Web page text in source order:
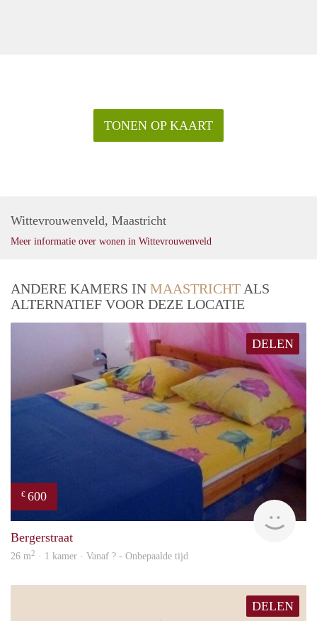
TONEN OP KAART
Wittevrouwenveld, Maastricht
Meer informatie over wonen in Wittevrouwenveld
ANDERE KAMERS IN MAASTRICHT ALS
ALTERNATIEF VOOR DEZE LOCATIE
DELEN
€ 600
Bergerstraat
26 m2 · 1 kamer · Vanaf ? - Onbepaalde tijd
DELEN